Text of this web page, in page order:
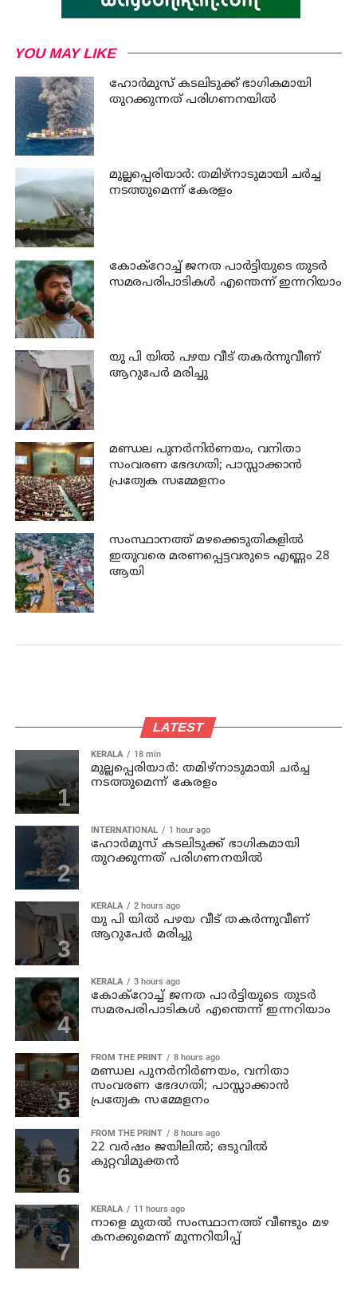
YOU MAY LIKE
ഹോര്‍മുസ് കടലിടുക്ക് ഭാഗികമായി
തുറക്കുന്നത് പരിഗണനയില്‍
മുല്ലപ്പെരിയാര്‍: തമിഴ്‌നാടുമായി ചര്‍ച്ച
നടത്തുമെന്ന് കേരളം
കോക്റോച്ച് ജനത പാര്‍ട്ടിയുടെ തുടര്‍
സമരപരിപാടികള്‍ എന്തെന്ന് ഇന്നറിയാം
യു പി യില്‍ പഴയ വീട് തകര്‍ന്നുവീണ്
ആറുപേര്‍ മരിച്ചു
മണ്ഡല പുനർനിർണയം, വനിതാ
സംവരണ ഭേദഗതി; പാസ്സാക്കാൻ
പ്രത്യേക സമ്മേളനം
സംസ്ഥാനത്ത് മഴക്കെടുതികളില്‍
ഇതുവരെ മരണപ്പെട്ടവരുടെ എണ്ണം 28
ആയി
LATEST
KERALA 18 min
മുല്ലപ്പെരിയാര്‍: തമിഴ്‌നാടുമായി ചര്‍ച്ച
നടത്തുമെന്ന് കേരളം
INTERNATIONAL 1 hour ago
ഹോര്‍മുസ് കടലിടുക്ക് ഭാഗികമായി
തുറക്കുന്നത് പരിഗണനയില്‍
KERALA 2 hours ago
യു പി യില്‍ പഴയ വീട് തകര്‍ന്നുവീണ്
ആറുപേര്‍ മരിച്ചു
KERALA 3 hours ago
കോക്റോച്ച് ജനത പാര്‍ട്ടിയുടെ തുടര്‍
സമരപരിപാടികള്‍ എന്തെന്ന് ഇന്നറിയാം
FROM THE PRINT 8 hours ago
മണ്ഡല പുനർനിർണയം, വനിതാ
സംവരണ ഭേദഗതി; പാസ്സാക്കാൻ
പ്രത്യേക സമ്മേളനം
FROM THE PRINT 8 hours ago
22 വർഷം ജയിലിൽ; ഒടുവിൽ
കുറ്റവിമുക്തൻ
KERALA 11 hours ago
നാളെ മുതല്‍ സംസ്ഥാനത്ത് വീണ്ടും മഴ
കനക്കുമെന്ന് മുന്നറിയിപ്പ്